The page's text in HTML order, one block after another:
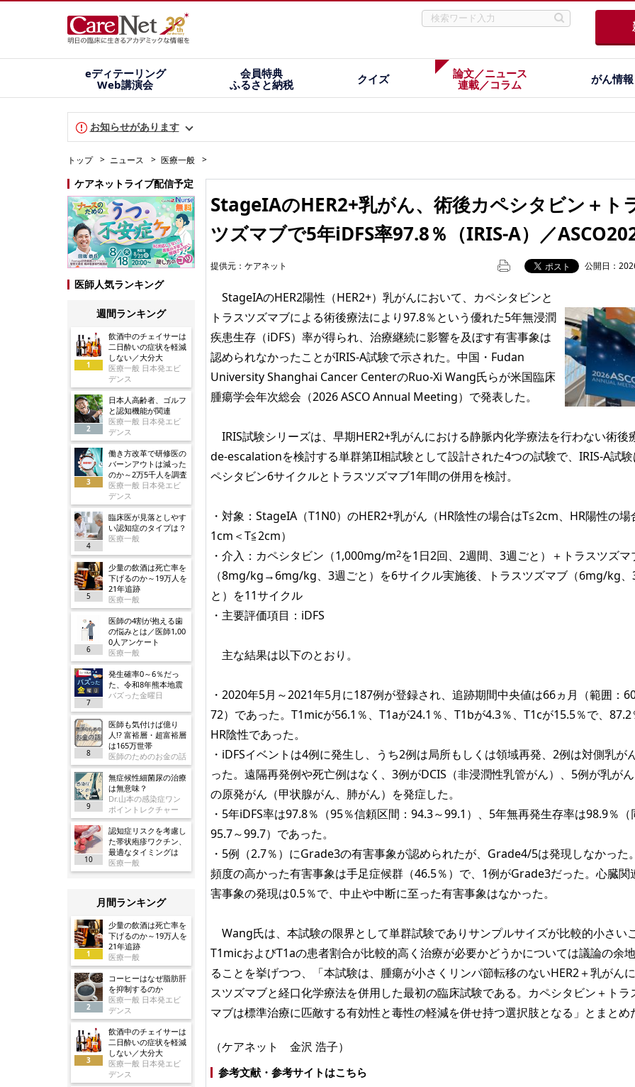
eディテーリング
Web講演会
会員特典
ふるさと納税
クイズ
論文／ニュース
連載／コラム
がん情報
お知らせがあります
トップ ニュース 医療一般
ケアネットライブ配信予定
医師人気ランキング
週間ランキング
1
飲酒中のチェイサーは
二日酔いの症状を軽減
しない／大分大
医療一般 日本発エビ
デンス
2
日本人高齢者、ゴルフ
と認知機能が関連
医療一般 日本発エビ
デンス
3
働き方改革で研修医の
バーンアウトは減った
のか～2万5千人を調査
医療一般 日本発エビ
デンス
4
臨床医が見落としやす
い認知症のタイプは？
医療一般
5
少量の飲酒は死亡率を
下げるのか～19万人を
21年追跡
医療一般
6
医師の4割が抱える歯
の悩みとは／医師1,00
0人アンケート
医療一般
7
発生確率0～6％だっ
た、令和8年熊本地震
バズった金曜日
8
医師も気付けば億り
人!? 富裕層・超富裕層
は165万世帯
医師のためのお金の話
9
無症候性細菌尿の治療
は無意味？
Dr.山本の感染症ワン
ポイントレクチャー
10
認知症リスクを考慮し
た帯状疱疹ワクチン、
最適なタイミングは
医療一般
月間ランキング
1
少量の飲酒は死亡率を
下げるのか～19万人を
21年追跡
医療一般
2
コーヒーはなぜ脂肪肝
を抑制するのか
医療一般 日本発エビ
デンス
3
飲酒中のチェイサーは
二日酔いの症状を軽減
しない／大分大
医療一般 日本発エビ
デンス
StageIAのHER2+乳がん、術後カペシタビン＋ト
ツズマブで5年iDFS率97.8％（IRIS-A）／
提供元： ケアネット 公開日：
StageIAのHER2陽性（HER2+）乳がんにおいて、カペシタビンと
トラスツズマブによる術後療法により97.8％という優れた5年無浸潤
疾患生存（iDFS）率が得られ、治療継続に影響を及ぼす有害事象は
認められなかったことがIRIS-A試験で示された。中国・Fudan
University Shanghai Cancer CenterのRuo-Xi Wang氏らが米国臨床
腫瘍学会年次総会（2026 ASCO Annual Meeting）で発表した。
IRIS試験シリーズは、早期HER2+乳がんにおける静脈内化学療法を行わない術後
de-escalationを検討する単群第II相試験として設計された4つの試験で、IRIS-A試験
ペシタビン6サイクルとトラスツズマブ1年間の併用を検討。
・対象：StageIA（T1N0）のHER2+乳がん（HR陰性の場合はT≦2cm、HR陽性の場
1cm＜T≦2cm）
・介入：カペシタビン（1,000mg/m2を1日2回、2週間、3週ごと）＋トラスツズマ
（8mg/kg→6mg/kg、3週ごと）を6サイクル実施後、トラスツズマブ（6mg/kg、
と）を11サイクル
・主要評価項目：iDFS
主な結果は以下のとおり。
・2020年5月～2021年5月に187例が登録され、追跡期間中央値は66ヵ月（範囲：
72）であった。T1micが56.1％、T1aが24.1％、T1bが4.3％、T1cが15.5％で、87.2
HR陰性であった。
・iDFSイベントは4例に発生し、うち2例は局所もしくは領域再発、2例は対側乳が
った。遠隔再発例や死亡例はなく、3例がDCIS（非浸潤性乳管がん）、5例が乳が
の原発がん（甲状腺がん、肺がん）を発症した。
・5年iDFS率は97.8％（95％信頼区間：94.3～99.1）、5年無再発生存率は98.9％（
95.7～99.7）であった。
・5例（2.7％）にGrade3の有害事象が認められたが、Grade4/5は発現しなかった
頻度の高かった有害事象は手足症候群（46.5％）で、1例がGrade3だった。心臓関
害事象の発現は0.5％で、中止や中断に至った有害事象はなかった。
Wang氏は、本試験の限界として単群試験でありサンプルサイズが比較的小さいこ
T1micおよびT1aの患者割合が比較的高く治療が必要かどうかについては議論の余
ることを挙げつつ、「本試験は、腫瘍が小さくリンパ節転移のないHER2＋乳がん
スツズマブと経口化学療法を併用した最初の臨床試験である。カペシタビン＋トラ
マブは標準治療に匹敵する有効性と毒性の軽減を併せ持つ選択肢となる」とまとめ
（ケアネット 金沢 浩子）
参考文献・参考サイトはこちら